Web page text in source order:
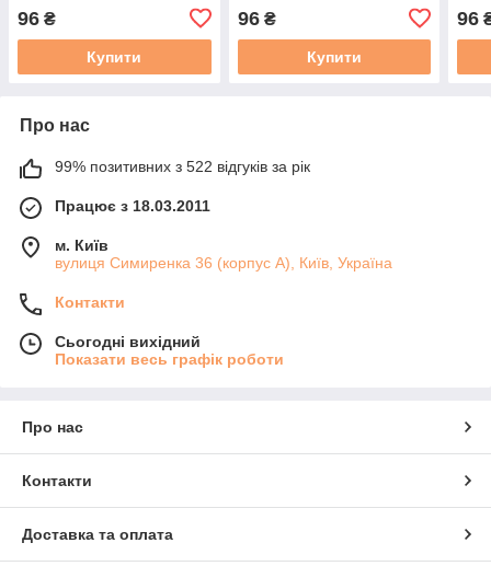
смоли
96 ₴
Купити
96₴
Купити
96
Про нас
99% позитивних з 522 відгуків за рік
Працює з 18.03.2011
м. Київ
вулиця Симиренка 36 (корпус А), Київ, Україна
Контакти
Сьогодні вихідний
Показати весь графік роботи
Про нас
Контакти
Доставка та оплата